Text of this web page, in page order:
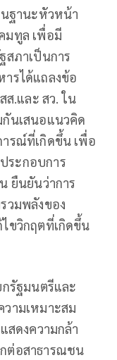
นฐานะหัวหน้า
มทูล เพื่อมี
สภาเป็นการ
รได้แถลงข้อ
ส.และ สว. ใน
นเสนอแนวคิด
รณ์ที่เกิดขึ้น เพื่อ
ระกอบการ
ยืนยันว่าการ
วมพลังของ
ขวิกฤตที่เกิดขึ้น
รัฐมนตรีและ
ามเหมาะสม
สดงความกล้า
ต่อสาธารณชน